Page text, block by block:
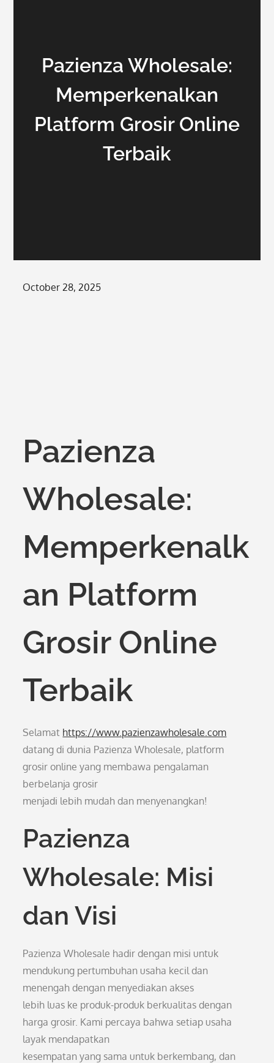
Pazienza Wholesale:
Memperkenalkan
Platform Grosir Online
Terbaik
Posted
October 28, 2025
Pazienza
Wholesale:
Memperkenalk
an Platform
Grosir Online
Terbaik
Selamat https://www.pazienzawholesale.com
datang di dunia Pazienza Wholesale, platform
grosir online yang membawa pengalaman
berbelanja grosir
menjadi lebih mudah dan menyenangkan!
Pazienza
Wholesale: Misi
dan Visi
Pazienza Wholesale hadir dengan misi untuk
mendukung pertumbuhan usaha kecil dan
menengah dengan menyediakan akses
lebih luas ke produk-produk berkualitas dengan
harga grosir. Kami percaya bahwa setiap usaha
layak mendapatkan
kesempatan yang sama untuk berkembang, dan